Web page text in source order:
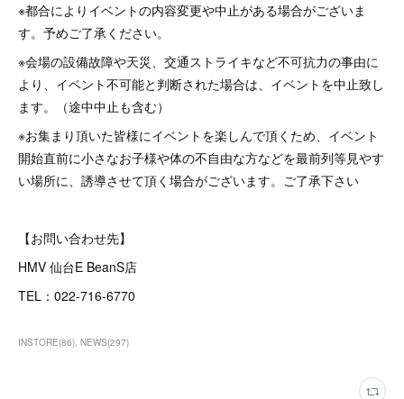
※都合によりイベントの内容変更や中止がある場合がございま
す。予めご了承ください。
※会場の設備故障や天災、交通ストライキなど不可抗力の事由に
より、イベント不可能と判断された場合は、イベントを中止致し
ます。（途中中止も含む）
※お集まり頂いた皆様にイベントを楽しんで頂くため、イベント
開始直前に小さなお子様や体の不自由な方などを最前列等見やす
い場所に、誘導させて頂く場合がございます。ご了承下さい
【お問い合わせ先】
HMV 仙台E BeanS店
TEL：022-716-6770
INSTORE(86) NEWS(297)